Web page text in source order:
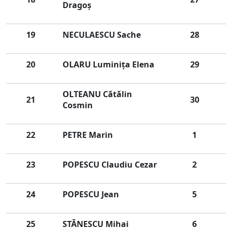
Dragoş
19 NECULAESCU Sache 28
20 OLARU Luminiţa Elena 29
21
OLTEANU Cătălin
Cosmin
30
22 PETRE Marin 1
23 POPESCU Claudiu Cezar 2
24 POPESCU Jean 5
25 STĂNESCU Mihai 6